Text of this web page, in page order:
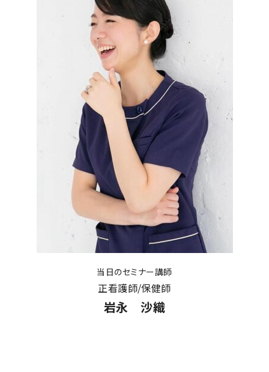
当日のセミナー講師
正看護師/保健師
岩永 沙織